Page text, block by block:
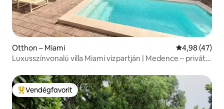
Otthon – Miami Átlagos
4,98 (47)
Luxusszínvonalú villa Miami vízpartján | Medence – privát
Kiemelt vendégfavorit
Vendégfavorit